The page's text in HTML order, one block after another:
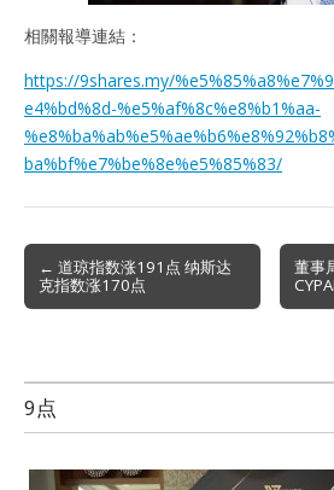
相關報導連結：
https://9shares.my/
e4%bd%8d-%e5%af%8c%e8%b1%aa-
ba%bf%e7%be%8e%e5%85%83/
Post
navigation
← 道琼指数涨191点 纳斯达
克指数涨170点
董事
9点